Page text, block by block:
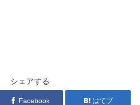
シェアする
Facebook はてブ